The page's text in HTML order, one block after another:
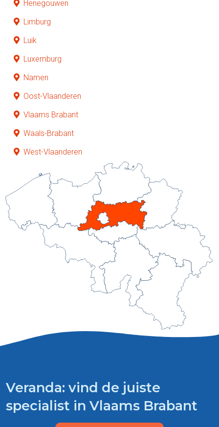
Henegouwen
Limburg
Luik
Luxemburg
Namen
Oost-Vlaanderen
Vlaams Brabant
Waals-Brabant
West-Vlaanderen
Veranda: vind de juiste
specialist in Vlaams Brabant